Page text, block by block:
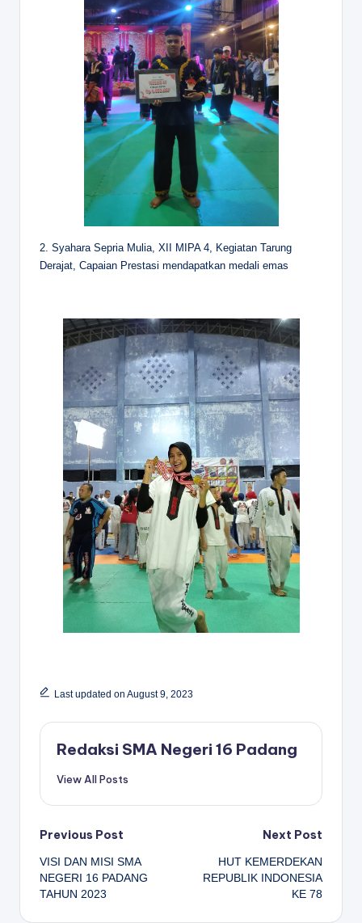
2. Syahara Sepria Mulia, XII MIPA 4, Kegiatan Tarung
Derajat, Capaian Prestasi mendapatkan medali emas
Last updated on August 9, 2023
Redaksi SMA Negeri 16 Padang
View All Posts
Post
navigation
Previous Post
VISI DAN MISI SMA
NEGERI 16 PADANG
TAHUN 2023
Next Post
HUT KEMERDEKAN
REPUBLIK INDONESIA
KE 78